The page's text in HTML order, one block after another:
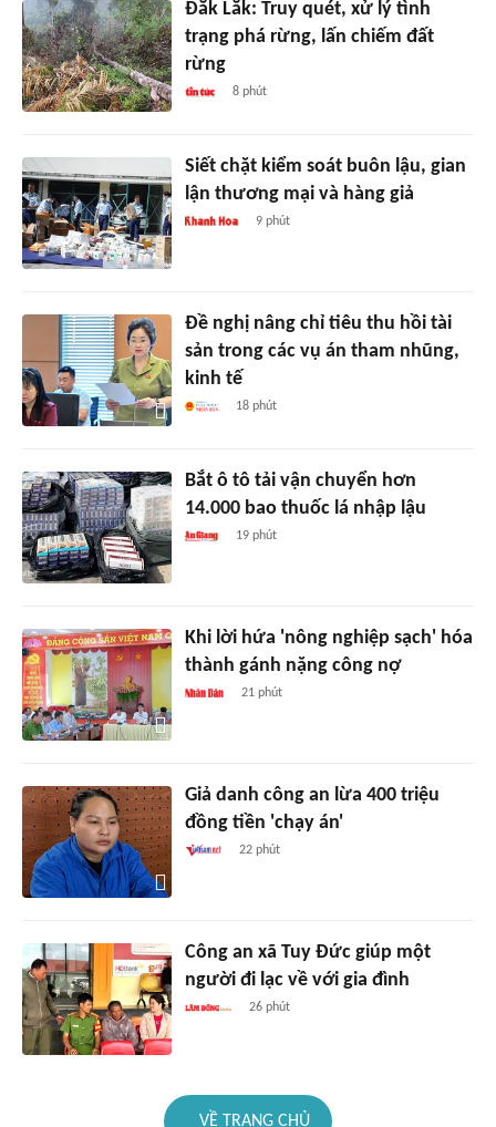
Đắk Lắk: Truy quét, xử lý tình
trạng phá rừng, lấn chiếm đất
rừng
8 phút
Siết chặt kiểm soát buôn lậu, gian
lận thương mại và hàng giả
9 phút
Đề nghị nâng chỉ tiêu thu hồi tài
sản trong các vụ án tham nhũng,
kinh tế
18 phút
Bắt ô tô tải vận chuyển hơn
14.000 bao thuốc lá nhập lậu
19 phút
Khi lời hứa 'nông nghiệp sạch' hóa
thành gánh nặng công nợ
21 phút
Giả danh công an lừa 400 triệu
đồng tiền 'chạy án'
22 phút
Công an xã Tuy Đức giúp một
người đi lạc về với gia đình
26 phút
VỀ TRANG CHỦ